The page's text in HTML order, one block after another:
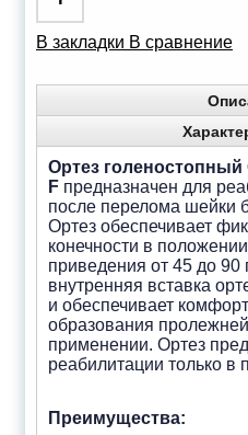
В закладки В сравнение
Ортез голеностопный
F предназначен для
после перелома шейки
Ортез обеспечивает
конечности в
приведения от 45 до 90
внутренняя вставка
и обеспечивает
образования
применении. Ортез
реабилитации только в
Преимущества: